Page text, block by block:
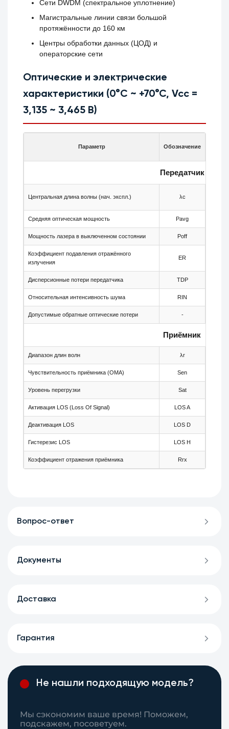
Сети DWDM (спектральное уплотнение)
Магистральные линии связи большой
протяжённости до 160 км
Центры обработки данных (ЦОД) и
операторские сети
Оптические и электрические
характеристики (0°C ~ +70°C, Vcc =
3,135 ~ 3,465 В)
Параметр Обозначение
Передатчик
Центральная длина волны (нач. экспл.) λc
Средняя оптическая мощность Pavg
Мощность лазера в выключенном состоянии Poff
Коэффициент подавления отражённого
излучения
ER
Дисперсионные потери передатчика TDP
Относительная интенсивность шума RIN
Допустимые обратные оптические потери -
Приёмник
Диапазон длин волн λr
Чувствительность приёмника (OMA) Sen
Уровень перегрузки Sat
Активация LOS (Loss Of Signal) LOS A
Деактивация LOS LOS D
Гистерезис LOS LOS H
Коэффициент отражения приёмника Rrx
Вопрос-ответ
Документы
Доставка
Гарантия
Не нашли подходящую модель?
Мы сэкономим ваше время! Поможем,
подскажем, посоветуем.